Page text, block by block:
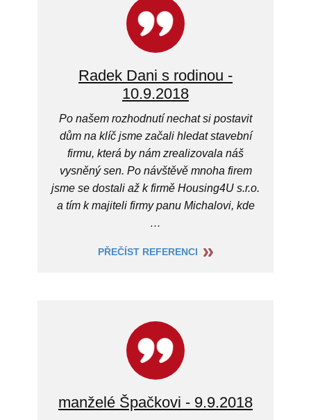
Radek Dani s rodinou -
10.9.2018
Po našem rozhodnutí nechat si postavit
dům na klíč jsme začali hledat stavební
firmu, která by nám zrealizovala náš
vysněný sen. Po návštěvě mnoha firem
jsme se dostali až k firmě Housing4U s.r.o.
a tím k majiteli firmy panu Michalovi, kde
…
PŘEČÍST REFERENCI
manželé Špačkovi - 9.9.2018